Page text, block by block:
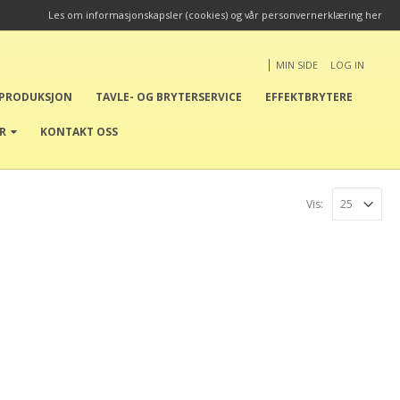
Les om informasjonskapsler (cookies) og vår personvernerklæring her
| MIN SIDE LOG IN
TAVLE- OG BRYTERSERVICE EFFEKTBRYTERE
KONTAKT OSS
Vis: